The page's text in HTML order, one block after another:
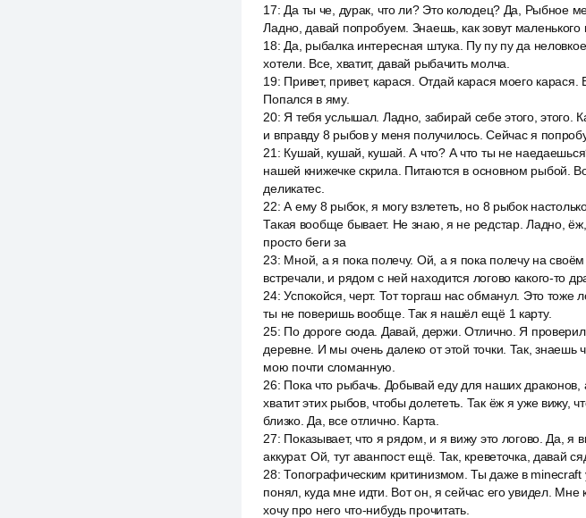
17: Да ты че, дурак, что ли? Это колодец? Да, Рыбное
Ладно, давай попробуем. Знаешь, как зовут маленького
18: Да, рыбалка интересная штука. Пу пу пу да
хотели. Все, хватит, давай рыбачить молча.
19: Привет, привет, карася. Отдай карася моего
Попался в яму.
20: Я тебя услышал. Ладно, забирай себе этого,
и вправду 8 рыбов у меня получилось. Сейчас я
21 : Кушай, кушай, кушай. А что? А что ты не
нашей книжечке скрила. Питаются в основном рыбой.
деликатес.
22:А ему 8 рыбок, я могу взлететь, но 8 рыбок
Такая вообще бывает. Не знаю, я не редстар. Ладно,
просто беги за
23: Мной, а я пока полечу. Ой, а я пока полечу на
встречали, и рядом с ней находится логово какого-то
24:Успокойся, черт. Тот торгаш нас обманул. Это тоже
ты не поверишь вообще. Так я нашёл ещё 1 карту.
25: По дороге сюда. Давай, держи. Отлично. Я
деревне. И мы очень далеко от этой точки. Так, знаешь
мою почти сломанную.
26: Пока что рыбачь. Добывай еду для наших
хватит этих рыбов, чтобы долететь. Так ёж я уже вижу,
близко. Да, все отлично. Карта.
27: Показывает, что я рядом, и я вижу это логово. Да, я
аккурат. Ой, тут аванпост ещё. Так, креветочка, давай
28:Топографическим критинизмом. Ты даже в
понял, куда мне идти. Вот он, я сейчас его увидел.
хочу про него что-нибудь прочитать.